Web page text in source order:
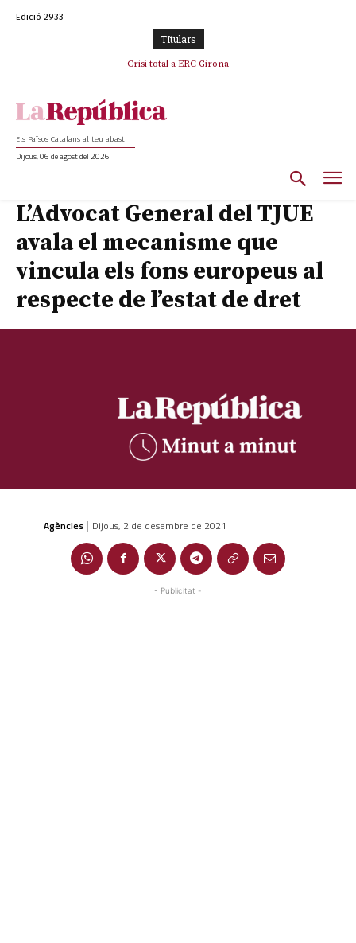
Edició 2933
TItulars
Crisi total a ERC Girona
Els Països Catalans al teu abast
Dijous, 06 de agost del 2026
L’Advocat General del TJUE
avala el mecanisme que
vincula els fons europeus al
respecte de l’estat de dret
Agències | Dijous, 2 de desembre de 2021
- Publicitat -